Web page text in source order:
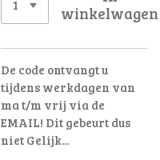
winkelwagen
De code ontvangt u
tijdens werkdagen van
ma t/m vrij via de
EMAIL! Dit gebeurt dus
niet Gelijk...